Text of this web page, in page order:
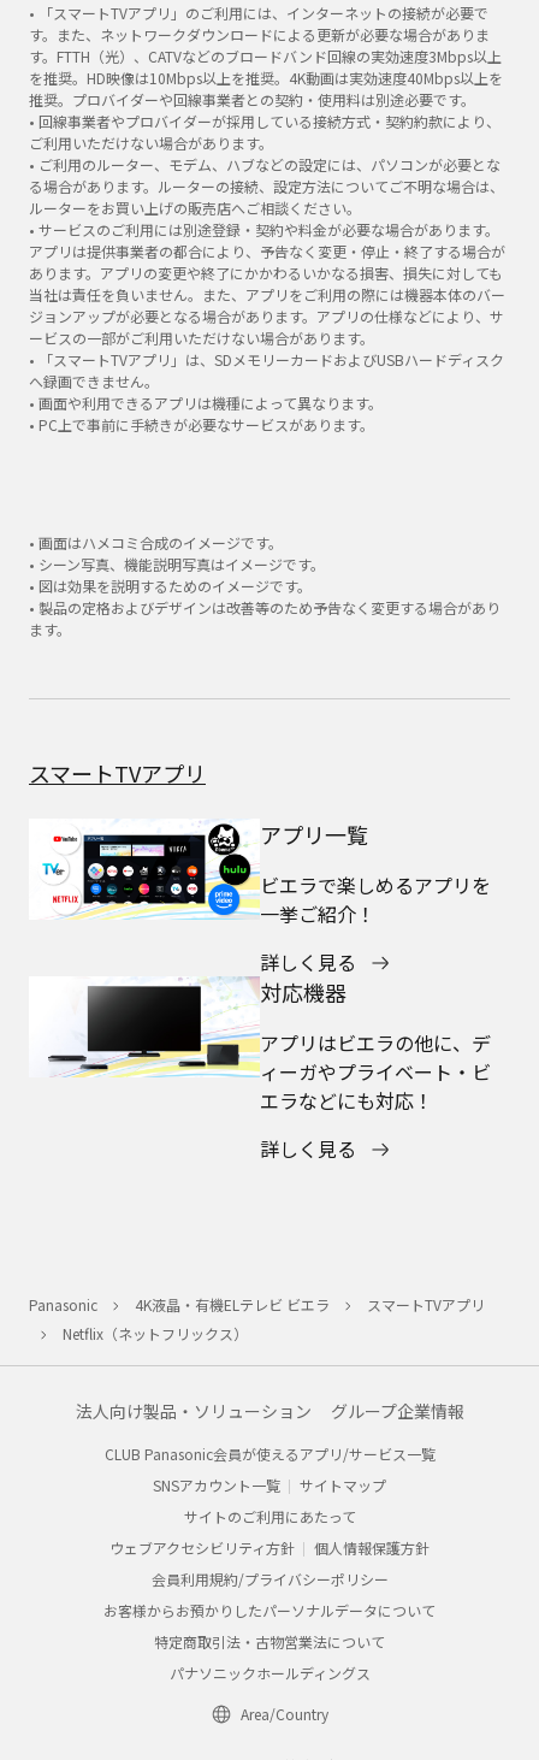
• 「スマートTVアプリ」のご利用には、インターネットの接続が必要で
す。また、ネットワークダウンロードによる更新が必要な場合がありま
す。FTTH（光）、CATVなどのブロードバンド回線の実効速度3Mbps以上
を推奨。HD映像は10Mbps以上を推奨。4K動画は実効速度40Mbps以上を
推奨。プロバイダーや回線事業者との契約・使用料は別途必要です。
• 回線事業者やプロバイダーが採用している接続方式・契約約款により、
ご利用いただけない場合があります。
• ご利用のルーター、モデム、ハブなどの設定には、パソコンが必要とな
る場合があります。ルーターの接続、設定方法についてご不明な場合は、
ルーターをお買い上げの販売店へご相談ください。
• サービスのご利用には別途登録・契約や料金が必要な場合があります。
アプリは提供事業者の都合により、予告なく変更・停止・終了する場合が
あります。アプリの変更や終了にかかわるいかなる損害、損失に対しても
当社は責任を負いません。また、アプリをご利用の際には機器本体のバー
ジョンアップが必要となる場合があります。アプリの仕様などにより、サ
ービスの一部がご利用いただけない場合があります。
• 「スマートTVアプリ」は、SDメモリーカードおよびUSBハードディスク
へ録画できません。
• 画面や利用できるアプリは機種によって異なります。
• PC上で事前に手続きが必要なサービスがあります。
• 画面はハメコミ合成のイメージです。
• シーン写真、機能説明写真はイメージです。
• 図は効果を説明するためのイメージです。
• 製品の定格およびデザインは改善等のため予告なく変更する場合があり
ます。
スマートTVアプリ
アプリ一覧
ビエラで楽しめるアプリを
一挙ご紹介！
詳しく見る
対応機器
アプリはビエラの他に、デ
ィーガやプライベート・ビ
エラなどにも対応！
詳しく見る
Panasonic 4K液晶・有機ELテレビ ビエラ
スマートTVアプリ
Netflix（ネットフリックス）
法人向け製品・ソリューション グループ企業情報
CLUB Panasonic会員が使えるアプリ/サービス一覧
SNSアカウント一覧
サイトマップ
サイトのご利用にあたって
ウェブアクセシビリティ方針
個人情報保護方針
会員利用規約/プライバシーポリシー
お客様からお預かりしたパーソナルデータについて
特定商取引法・古物営業法について
パナソニックホールディングス
Area/Country